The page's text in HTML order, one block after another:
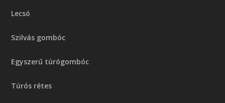
Lecsó
Szilvás gombóc
Egyszerű túrógombóc
Túrós rétes